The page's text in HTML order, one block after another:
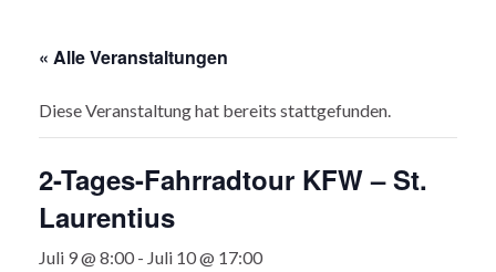
« Alle Veranstaltungen
Diese Veranstaltung hat bereits stattgefunden.
2-Tages-Fahrradtour KFW – St.
Laurentius
Juli 9 @ 8:00 - Juli 10 @ 17:00